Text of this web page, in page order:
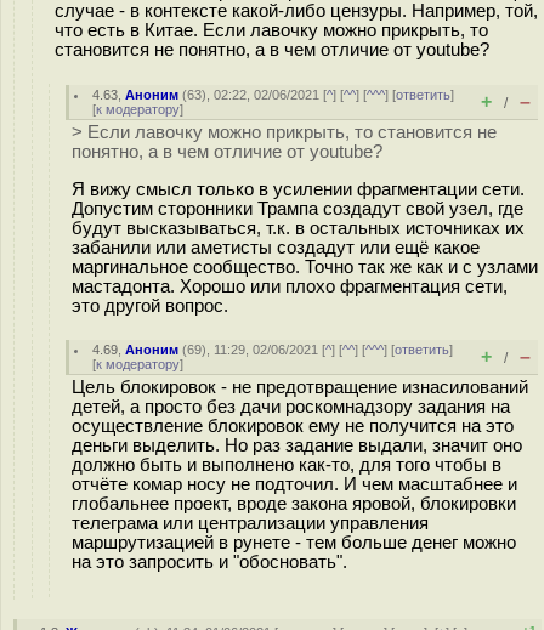
случае - в контексте какой-либо цензуры. Например, той,
что есть в Китае. Если лавочку можно прикрыть, то
становится не понятно, а в чем отличие от youtube?
4.63 ,Аноним (63), 02:22, 02/06/2021 [^] [^^] [^^^] [ответить]
[к модератору] + / –
> Если лавочку можно прикрыть, то становится не
понятно, а в чем отличие от youtube?
Я вижу смысл только в усилении фрагментации сети.
Допустим сторонники Трампа создадут свой узел, где
будут высказываться, т.к. в остальных источниках их
забанили или аметисты создадут или ещё какое
маргинальное сообщество. Точно так же как и с узлами
мастадонта. Хорошо или плохо фрагментация сети,
это другой вопрос.
4.69 ,Аноним (69), 11:29, 02/06/2021 [^] [^^] [^^^] [ответить]
[к модератору] + / –
Цель блокировок - не предотвращение изнасилований
детей, а просто без дачи роскомнадзору задания на
осуществление блокировок ему не получится на это
деньги выделить. Но раз задание выдали, значит оно
должно быть и выполнено как-то, для того чтобы в
отчёте комар носу не подточил. И чем масштабнее и
глобальнее проект, вроде закона яровой, блокировки
телеграма или централизации управления
маршрутизацией в рунете - тем больше денег можно
на это запросить и "обосновать".